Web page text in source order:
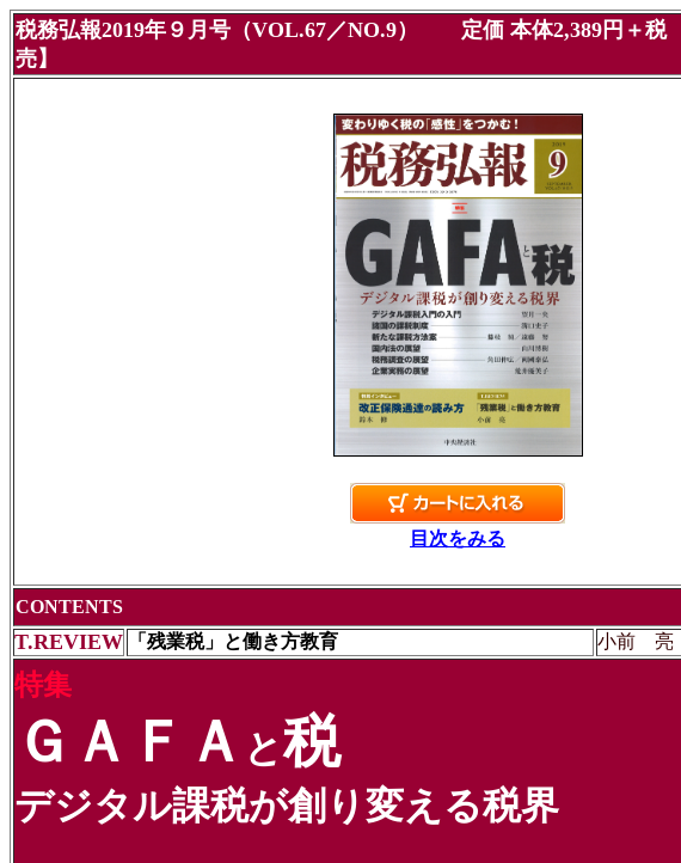
税務弘報2019年９月号（VOL.67／NO.9） 定価 本体2,389円＋税
売】
目次をみる
CONTENTS
T.REVIEW 「残業税」と働き方教育 小前 亮
特集
ＧＡＦＡ と税
デジタル課税が創り変える税界